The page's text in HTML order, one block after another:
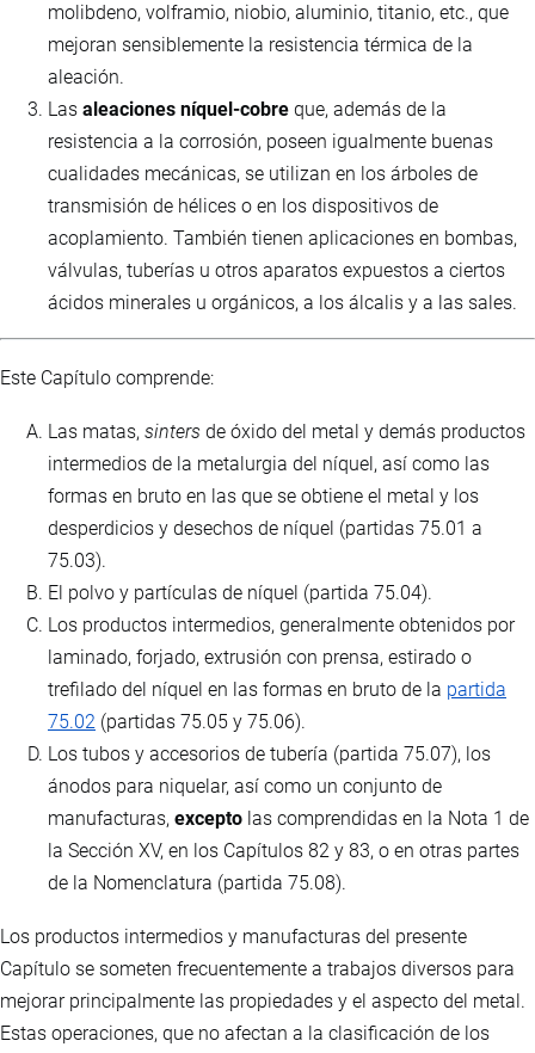
molibdeno, volframio, niobio, aluminio, titanio, etc., que
mejoran sensiblemente la resistencia térmica de la
aleación.
Las aleaciones níquel-cobre que, además de la
resistencia a la corrosión, poseen igualmente buenas
cualidades mecánicas, se utilizan en los árboles de
transmisión de hélices o en los dispositivos de
acoplamiento. También tienen aplicaciones en bombas,
válvulas, tuberías u otros aparatos expuestos a ciertos
ácidos minerales u orgánicos, a los álcalis y a las sales.
Este Capítulo comprende:
Las matas, sinters de óxido del metal y demás productos
intermedios de la metalurgia del níquel, así como las
formas en bruto en las que se obtiene el metal y los
desperdicios y desechos de níquel (partidas 75.01 a
75.03).
El polvo y partículas de níquel (partida 75.04).
Los productos intermedios, generalmente obtenidos por
laminado, forjado, extrusión con prensa, estirado o
trefilado del níquel en las formas en bruto de la partida
75.02 (partidas 75.05 y 75.06).
Los tubos y accesorios de tubería (partida 75.07), los
ánodos para niquelar, así como un conjunto de
manufacturas, excepto las comprendidas en la Nota 1 de
la Sección XV, en los Capítulos 82 y 83, o en otras partes
de la Nomenclatura (partida 75.08).
Los productos intermedios y manufacturas del presente
Capítulo se someten frecuentemente a trabajos diversos para
mejorar principalmente las propiedades y el aspecto del metal.
Estas operaciones, que no afectan a la clasificación de los